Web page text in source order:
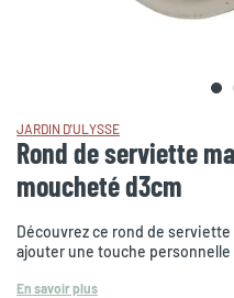
JARDIN D'ULYSSE
Rond de serviette
moucheté d3cm
Découvrez ce rond de
ajouter une touche personnelle
En savoir plus